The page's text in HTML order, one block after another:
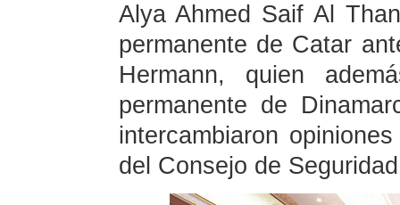
Alya Ahmed Saif Al
permanente de Catar
Hermann, quien
permanente de
intercambiaron
del Consejo de